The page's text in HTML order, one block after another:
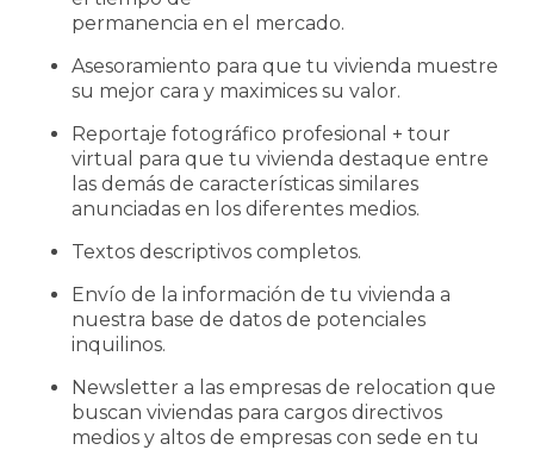
permanencia en el mercado.
Asesoramiento para que tu vivienda muestre
su mejor cara y maximices su valor.
Reportaje fotográfico profesional + tour
virtual para que tu vivienda destaque entre
las demás de características similares
anunciadas en los diferentes medios.
Textos descriptivos completos.
Envío de la información de tu vivienda a
nuestra base de datos de potenciales
inquilinos.
Newsletter a las empresas de relocation que
buscan viviendas para cargos directivos
medios y altos de empresas con sede en tu